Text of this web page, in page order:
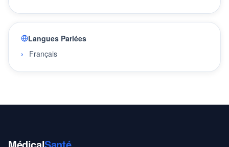
Langues Parlées
Français
MédicalSanté